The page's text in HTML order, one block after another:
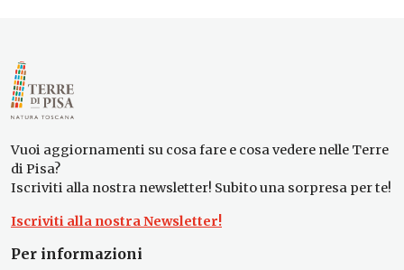
Vuoi aggiornamenti su cosa fare e cosa vedere nelle Terre
di Pisa?
Iscriviti alla nostra newsletter! Subito una sorpresa per te!
Iscriviti alla nostra Newsletter!
Per informazioni